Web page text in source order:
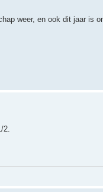
weer, en ook dit jaar is
2.